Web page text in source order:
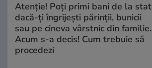
Atenție! Poți primi bani de la stat
dacă-ți îngrijești părinții, bunicii
sau pe cineva vârstnic din familie.
Acum s-a decis! Cum trebuie să
procedezi